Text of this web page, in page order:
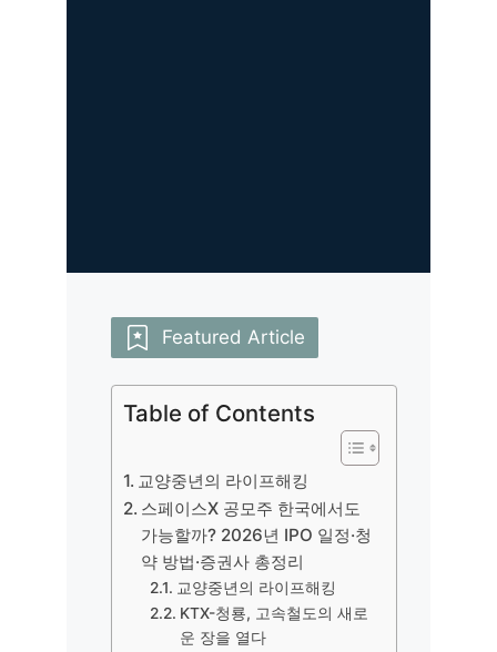
Featured Article
Table of Contents
교양중년의 라이프해킹
스페이스X 공모주 한국에서도
가능할까? 2026년 IPO 일정·청
약 방법·증권사 총정리
교양중년의 라이프해킹
KTX-청룡, 고속철도의 새로
운 장을 열다